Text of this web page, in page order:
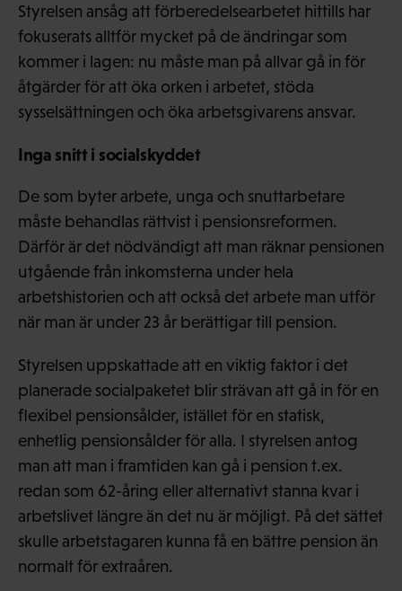
Styrelsen ansåg att förberedelsearbetet hittills har
fokuserats alltför mycket på de ändringar som
kommer i lagen: nu måste man på allvar gå in för
åtgärder för att öka orken i arbetet, stöda
sysselsättningen och öka arbetsgivarens ansvar.
Inga snitt i socialskyddet
De som byter arbete, unga och snuttarbetare
måste behandlas rättvist i pensionsreformen.
Därför är det nödvändigt att man räknar pensionen
utgående från inkomsterna under hela
arbetshistorien och att också det arbete man utför
när man är under 23 år berättigar till pension.
Styrelsen uppskattade att en viktig faktor i det
planerade socialpaketet blir strävan att gå in för en
flexibel pensionsålder, istället för en statisk,
enhetlig pensionsålder för alla. I styrelsen antog
man att man i framtiden kan gå i pension t.ex.
redan som 62-åring eller alternativt stanna kvar i
arbetslivet längre än det nu är möjligt. På det sättet
skulle arbetstagaren kunna få en bättre pension än
normalt för extraåren.